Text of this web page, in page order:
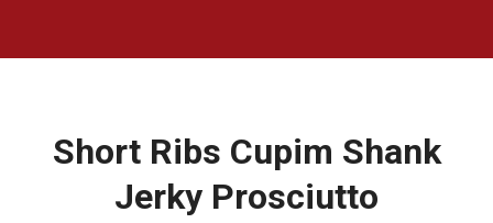
Short Ribs Cupim Shank
Jerky Prosciutto